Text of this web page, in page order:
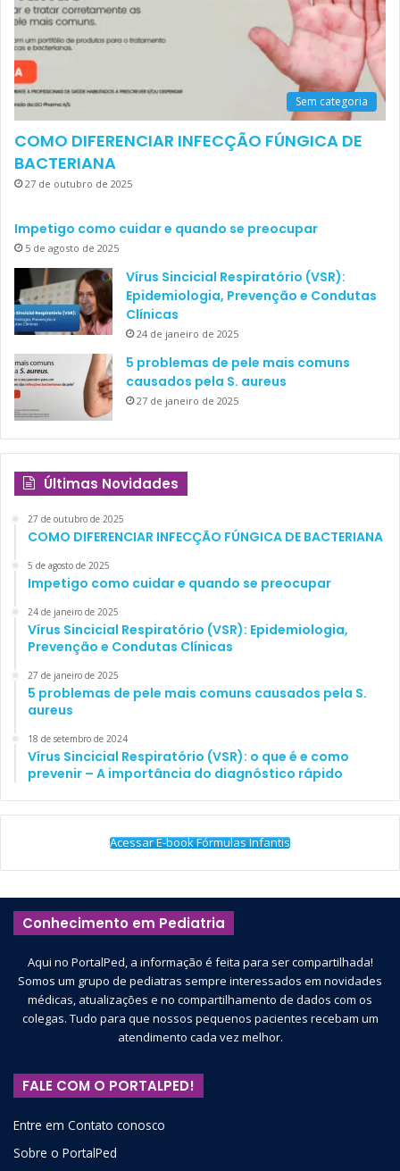
Sem categoria
COMO DIFERENCIAR INFECÇÃO FÚNGICA DE
BACTERIANA
27 de outubro de 2025
Impetigo como cuidar e quando se preocupar
5 de agosto de 2025
Vírus Sincicial Respiratório (VSR):
Epidemiologia, Prevenção e Condutas
Clínicas
24 de janeiro de 2025
5 problemas de pele mais comuns
causados pela S. aureus
27 de janeiro de 2025
Últimas Novidades
27 de outubro de 2025
COMO DIFERENCIAR INFECÇÃO FÚNGICA DE BACTERIANA
5 de agosto de 2025
Impetigo como cuidar e quando se preocupar
24 de janeiro de 2025
Vírus Sincicial Respiratório (VSR): Epidemiologia,
Prevenção e Condutas Clínicas
27 de janeiro de 2025
5 problemas de pele mais comuns causados pela S.
aureus
18 de setembro de 2024
Vírus Sincicial Respiratório (VSR): o que é e como
prevenir – A importância do diagnóstico rápido
Acessar E-book Fórmulas Infantis
Conhecimento em Pediatria
Aqui no PortalPed, a informação é feita para ser compartilhada!
Somos um grupo de pediatras sempre interessados em novidades
médicas, atualizações e no compartilhamento de dados com os
colegas. Tudo para que nossos pequenos pacientes recebam um
atendimento cada vez melhor.
FALE COM O PORTALPED!
Entre em Contato conosco
Sobre o PortalPed